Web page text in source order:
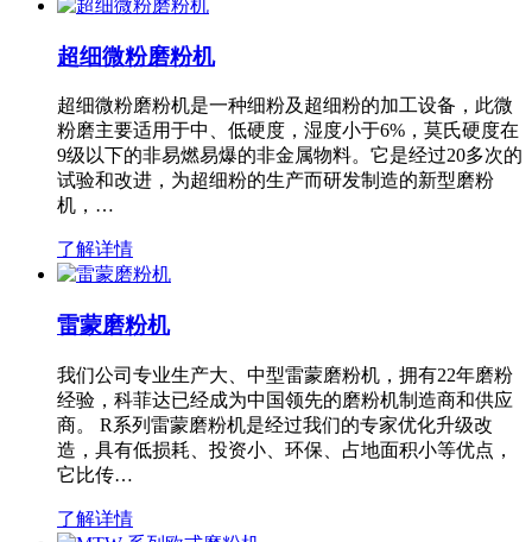
超细微粉磨粉机
超细微粉磨粉机是一种细粉及超细粉的加工设备，此微
粉磨主要适用于中、低硬度，湿度小于6%，莫氏硬度在
9级以下的非易燃易爆的非金属物料。它是经过20多次的
试验和改进，为超细粉的生产而研发制造的新型磨粉
机，…
了解详情
雷蒙磨粉机
我们公司专业生产大、中型雷蒙磨粉机，拥有22年磨粉
经验，科菲达已经成为中国领先的磨粉机制造商和供应
商。 R系列雷蒙磨粉机是经过我们的专家优化升级改
造，具有低损耗、投资小、环保、占地面积小等优点，
它比传…
了解详情